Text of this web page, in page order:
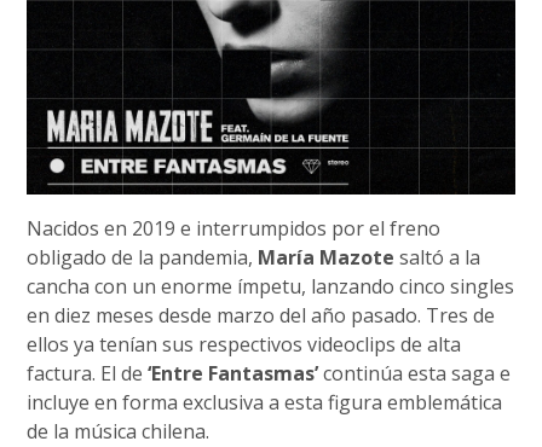
Nacidos en 2019 e interrumpidos por el freno
obligado de la pandemia, María Mazote saltó a la
cancha con un enorme ímpetu, lanzando cinco singles
en diez meses desde marzo del año pasado. Tres de
ellos ya tenían sus respectivos videoclips de alta
factura. El de‘Entre Fantasmas’continúa esta saga e
incluye en forma exclusiva a esta figura emblemática
de la música chilena.